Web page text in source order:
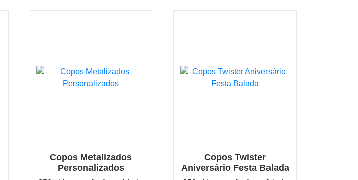
Copos Metalizados
Personalizados
Copos Twister
Aniversário Festa Balada